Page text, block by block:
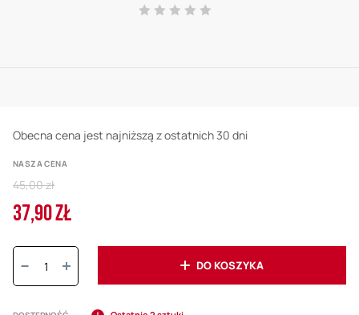
Ocena:
Obecna cena jest najniższą z ostatnich 30 dni
NASZA CENA
Cena
37,90 ZŁ
Regular
Price
45,00 zł
Ilość:
DO KOSZYKA